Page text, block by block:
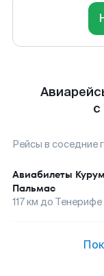
Рейсы в соседние
Авиабилеты
Пальмас
117км до Тенерифе